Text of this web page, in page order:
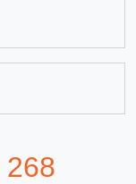
268